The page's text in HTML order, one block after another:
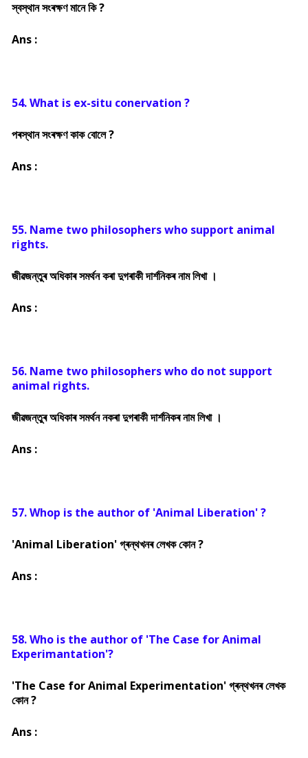
স্বস্থান সংৰক্ষণ মানে কি ?
Ans :
54. What is ex-situ conervation ?
পৰস্থান সংৰক্ষণ কাক বোলে ?
Ans :
55. Name two philosophers who support animal
rights.
জীৱজন্তুৰ অধিকাৰ সমৰ্থন কৰা দুগৰাকী দাৰ্শনিকৰ নাম লিখা ।
Ans :
56. Name two philosophers who do not support
animal rights.
জীৱজন্তুৰ অধিকাৰ সমৰ্থন নকৰা দুগৰাকী দাৰ্শনিকৰ নাম লিখা ।
Ans :
57. Whop is the author of 'Animal Liberation' ?
'Animal Liberation' গ্ৰন্থখনৰ লেখক কোন ?
Ans :
58. Who is the author of 'The Case for Animal
Experimantation'?
'The Case for Animal Experimentation' গ্ৰন্থখনৰ লেখক
কোন ?
Ans :